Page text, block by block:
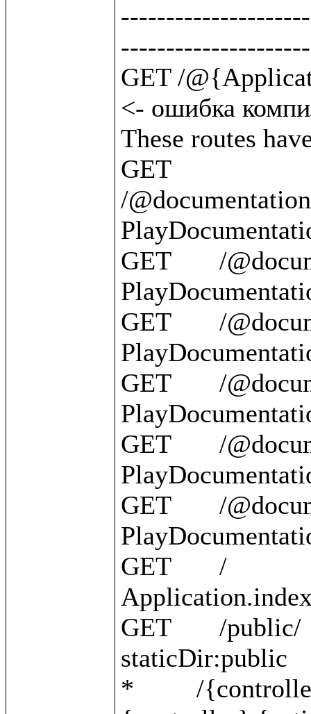
GET /
<- ошибка
These routes
GET
/
GET       /
GET       /
GET       /
GET       /
GET       /
GET       /
GET       /public/
staticDir:public
*         /